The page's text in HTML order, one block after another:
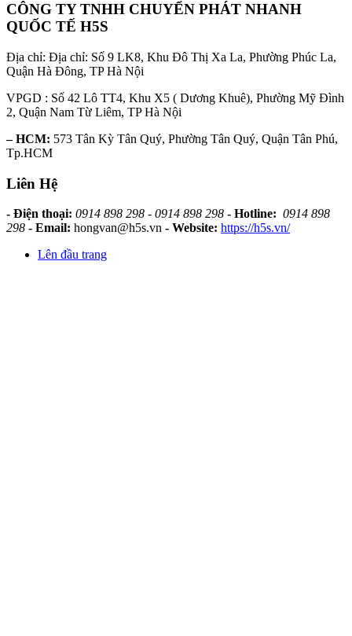
CÔNG TY TNHH CHUYỂN PHÁT NHANH
QUỐC TẾ H5S
Địa chỉ: Địa chỉ: Số 9 LK8, Khu Đô Thị Xa La, Phường Phúc La,
Quận Hà Đông, TP Hà Nội
VPGD : Số 42 Lô TT4, Khu X5 ( Dương Khuê), Phường Mỹ Đình
2, Quận Nam Từ Liêm, TP Hà Nội
– HCM: 573 Tân Kỳ Tân Quý, Phường Tân Quý, Quận Tân Phú,
Tp.HCM
Liên Hệ
- Điện thoại: 0914 898 298 - 0914 898 298 - Hotline: 0914 898
298 - Email: hongvan@h5s.vn - Website: https://h5s.vn/
Lên đầu trang